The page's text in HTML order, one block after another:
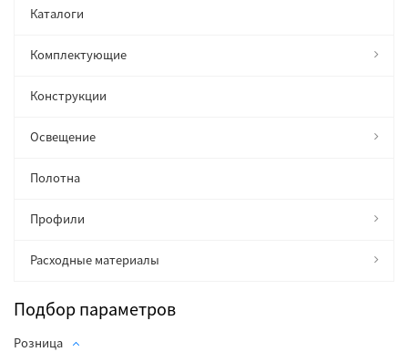
Каталоги
Комплектующие
Конструкции
Освещение
Полотна
Профили
Расходные материалы
Подбор параметров
Розница